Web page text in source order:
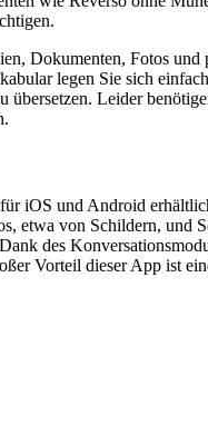
Dokumenten, Fotos
legen Sie sich
übersetzen. Leider
iOS und Android
etwa von Schildern, und
des
Vorteil dieser App ist